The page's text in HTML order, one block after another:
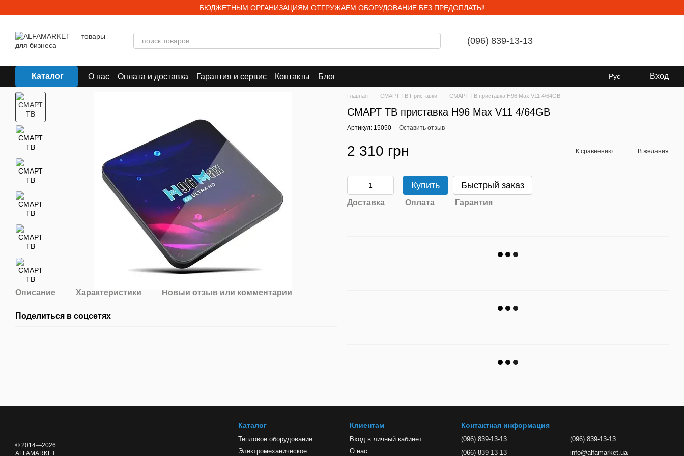
БЮДЖЕТНЫМ ОРГАНИЗАЦИЯМ ОТГРУЖАЕМ ОБОРУДОВАНИЕ БЕЗ ПРЕДОПЛАТЫ!
(096) 839-13-13
Каталог О нас Оплата и доставка Гарантия и сервис Контакты Блог Рус Вход
Описание Характеристики Новый отзыв или комментарий
Поделиться в соцсетях
Главная СМАРТ ТВ Приставки СМАРТ ТВ приставка H96 Max V11 4/64GB
СМАРТ ТВ приставка H96 Max V11 4/64GB
Артикул: 15050 Оставить отзыв
2 310 грн К сравнению В желания
Купить Быстрый заказ
Доставка Оплата Гарантия
© 2014—2026
ALFAMARKET
Каталог
Тепловое оборудование
Электромеханическое
Клиентам
Вход в личный кабинет
О нас
Контактная информация
(096) 839-13-13
(066) 839-13-13
(096) 839-13-13
info@alfamarket.ua